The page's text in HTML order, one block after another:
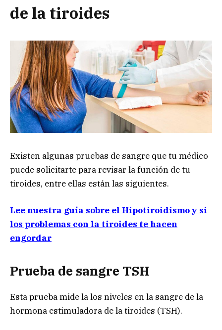
de la tiroides
Existen algunas pruebas de sangre que tu médico
puede solicitarte para revisar la función de tu
tiroides, entre ellas están las siguientes.
Lee nuestra guía sobre el Hipotiroidismo y si
los problemas con la tiroides te hacen
engordar
Prueba de sangre TSH
Esta prueba mide la los niveles en la sangre de la
hormona estimuladora de la tiroides (TSH).